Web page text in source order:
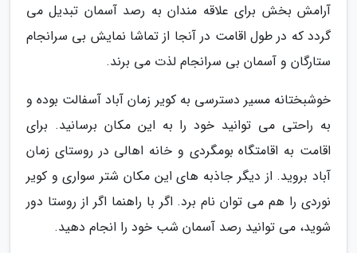
آرامش بخش برای علاقه مندان به رصد آسمان تبدیل می
گردد که در طول اقامت در آنجا از تماشا نمایش بی سرانجام
ستارگان و آسمان بی سرانجام لذت می برند.
خوشبختانه مسیر دسترسی به کویر زمان آباد آسفالت بوده و
به راحتی می توانید خود را به این مکان برسانید. برای
اقامت به اقامتگاه بومگردی و خانه اهالی در روستای زمان
آباد بروید. از دیگر جاذبه های این مکان شتر سواری و کویر
نوردی را هم می توان نام برد. اگر با راهنما اگر از روستا دور
شوید، می توانید رصد آسمان شب خود را انجام دهید.